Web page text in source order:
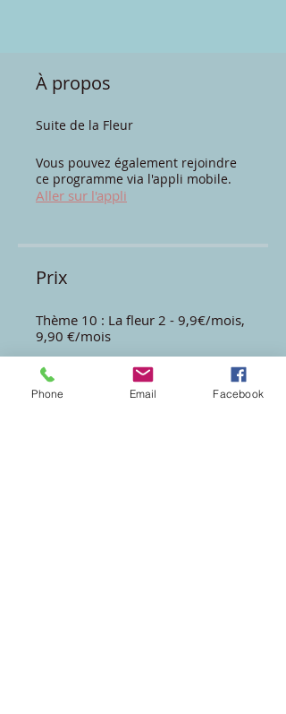
À propos
Suite de la Fleur
Vous pouvez également rejoindre
ce programme via l'appli mobile.
Aller sur l'appli
Prix
Thème 10 : La fleur 2 - 9,9€/mois,
9,90 €/mois
Inscrivez-vous maintenant
Phone Email Facebook